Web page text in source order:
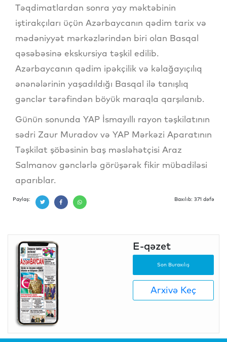
Təqdimatlardan sonra yay məktəbinin
iştirakçıları üçün Azərbaycanın qədim tarix və
mədəniyyət mərkəzlərindən biri olan Basqal
qəsəbəsinə ekskursiya təşkil edilib.
Azərbaycanın qədim ipəkçilik və kəlağayıçılıq
ənənələrinin yaşadıldığı Basqal ilə tanışlıq
gənclər tərəfindən böyük maraqla qarşılanıb.
Günün sonunda YAP İsmayıllı rayon təşkilatının
sədri Zaur Muradov və YAP Mərkəzi Aparatının
Təşkilat şöbəsinin baş məsləhətçisi Araz
Salmanov gənclərlə görüşərək fikir mübadiləsi
aparıblar.
Paylaş: Baxılıb: 371 dəfə
E-qəzet
Son Buraxılış
Arxivə Keç